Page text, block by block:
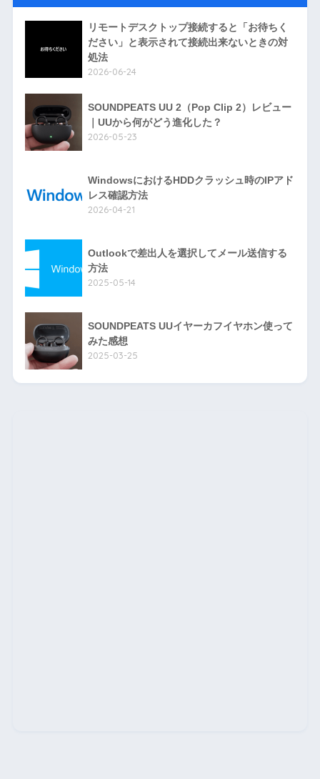
リモートデスクトップ接続すると「お待ちく
ださい」と表示されて接続出来ないときの対
処法
2026-06-24
SOUNDPEATS UU 2（Pop Clip 2）レビュー
｜UUから何がどう進化した？
2026-05-23
WindowsにおけるHDDクラッシュ時のIPアド
レス確認方法
2026-04-21
Outlookで差出人を選択してメール送信する
方法
2025-05-14
SOUNDPEATS UUイヤーカフイヤホン使って
みた感想
2025-03-25